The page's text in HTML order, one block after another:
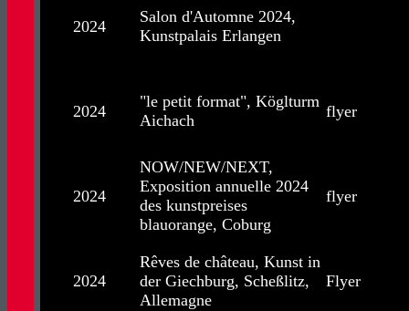
2024
Salon d'Automne 2024,
Kunstpalais Erlangen
2024
"le petit format", Köglturm
Aichach
flyer
2024
NOW/NEW/NEXT,
Exposition annuelle 2024
des kunstpreises
blauorange, Coburg
flyer
2024
Rêves de château, Kunst in
der Giechburg, Scheßlitz,
Allemagne
Flyer